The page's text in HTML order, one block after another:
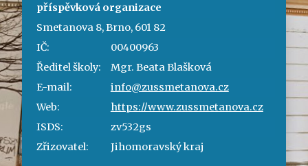
příspěvková organizace
Smetanova 8, Brno, 601 82
IČ:
00400963
Ředitel školy:
Mgr. Beata Blašková
E-mail:
info@zussmetanova.cz
Web:
https://www.zussmetanova.cz
ISDS:
zv532gs
Zřizovatel:
Jihomoravský kraj